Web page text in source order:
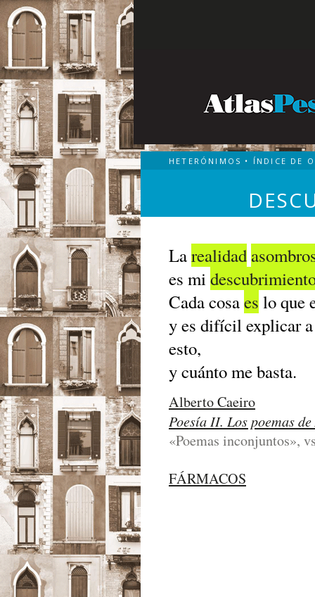
HETERÓNIMOS • ÍNDICE DE
Larealidad
es mi
Cada cosaes lo que
y es difícil explicar
esto,
y cuánto me basta.
Alberto Caeiro
Poesía II. Los poemas
«Poemas inconjuntos»,
FÁRMACOS